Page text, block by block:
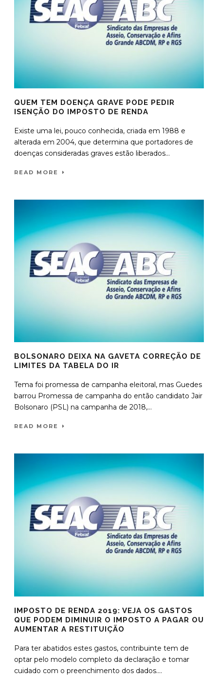
QUEM TEM DOENÇA GRAVE PODE PEDIR
ISENÇÃO DO IMPOSTO DE RENDA
Existe uma lei, pouco conhecida, criada em 1988 e
alterada em 2004, que determina que portadores de
doenças consideradas graves estão liberados...
READ MORE
BOLSONARO DEIXA NA GAVETA CORREÇÃO DE
LIMITES DA TABELA DO IR
Tema foi promessa de campanha eleitoral, mas Guedes
barrou Promessa de campanha do então candidato Jair
Bolsonaro (PSL) na campanha de 2018,...
READ MORE
IMPOSTO DE RENDA 2019: VEJA OS GASTOS
QUE PODEM DIMINUIR O IMPOSTO A PAGAR OU
AUMENTAR A RESTITUIÇÃO
Para ter abatidos estes gastos, contribuinte tem de
optar pelo modelo completo da declaração e tomar
cuidado com o preenchimento dos dados....